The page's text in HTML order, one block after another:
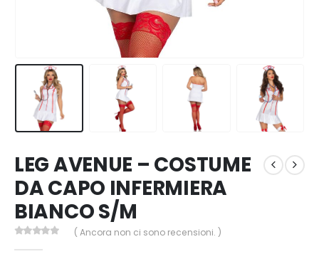
LEG AVENUE – COSTUME
DA CAPO INFERMIERA
BIANCO S/M
( Ancora non ci sono recensioni. )